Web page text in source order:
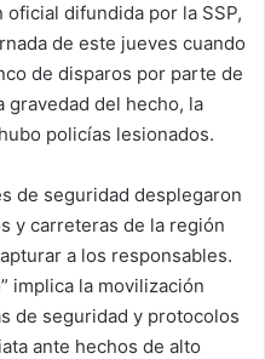
difundida por la SSP,
de este jueves cuando
de disparos por parte de
gravedad del hecho, la
policías lesionados.
de seguridad desplegaron
y carreteras de la región
a los responsables.
implica la movilización
de seguridad y protocolos
ante hechos de alto